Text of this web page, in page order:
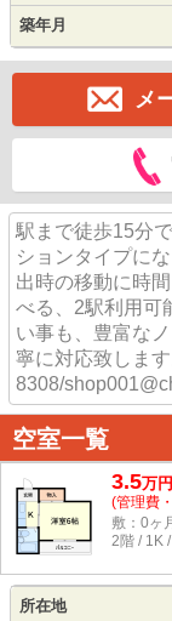
築年月
メ
駅まで徒歩15分
ションタイプに
出時の移動に時
べる、2駅利用可
い事も、豊富な
寧に対応致しま
8308/
空室一覧
3.5万円
(管理費
敷：0ヶ
2階 / 1K
所在地